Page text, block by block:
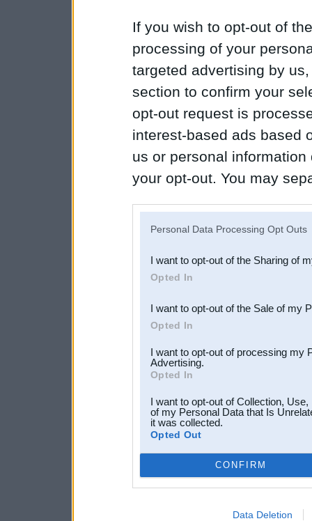
If you wish to opt-out of
processing of your
targeted advertising by
section to confirm your
opt-out request is
interest-based ads based
us or personal
your opt-out. You may
Downstream Participants
third parties.
Personal Data Processing Opt Outs
I want to opt-out of the Sharing of
Opted In
I want to opt-out of the Sale of my
Opted In
I want to opt-out of processing my
Advertising.
Opted In
I want to opt-out of Collection,
of my Personal Data that Is
it was collected.
Opted Out
CONFIRM
Data Deletion